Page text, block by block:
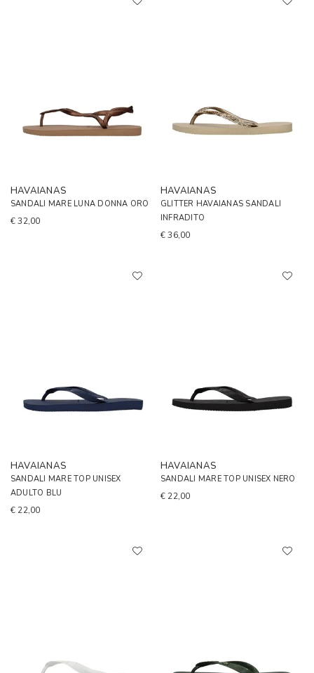
HAVAIANAS
SANDALI MARE LUNA DONNA ORO
€ 32,00
HAVAIANAS
GLITTER HAVAIANAS SANDALI
INFRADITO
€ 36,00
HAVAIANAS
SANDALI MARE TOP UNISEX
ADULTO BLU
€ 22,00
HAVAIANAS
SANDALI MARE TOP UNISEX NERO
€ 22,00